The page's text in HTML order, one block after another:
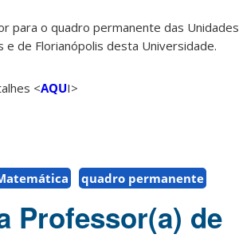
para o quadro permanente das Unidades
e de Florianópolis desta Universidade.
<AQUI>
quadro permanente
Professor(a) de